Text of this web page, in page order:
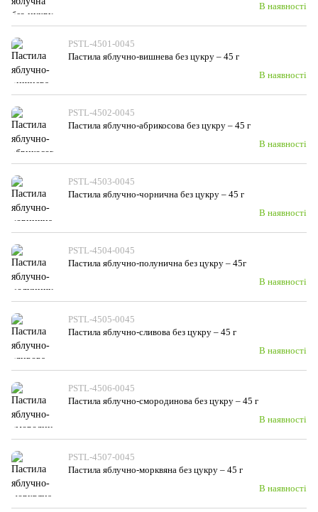
В наявності
PSTL-4501-0045
Пастила яблучно-вишнева без цукру – 45 г
В наявності
PSTL-4502-0045
Пастила яблучно-абрикосова без цукру – 45 г
В наявності
PSTL-4503-0045
Пастила яблучно-чорнична без цукру – 45 г
В наявності
PSTL-4504-0045
Пастила яблучно-полунична без цукру – 45г
В наявності
PSTL-4505-0045
Пастила яблучно-сливова без цукру – 45 г
В наявності
PSTL-4506-0045
Пастила яблучно-смородинова без цукру – 45 г
В наявності
PSTL-4507-0045
Пастила яблучно-морквяна без цукру – 45 г
В наявності